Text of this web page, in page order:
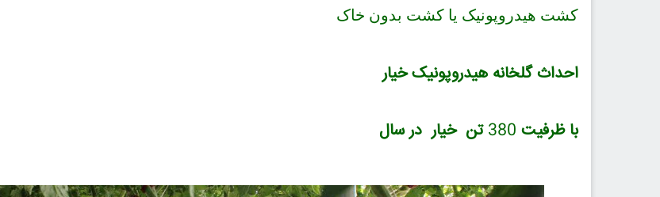
کشت هیدروپونیک یا کشت بدون خاک
احداث گلخانه هیدروپونیک خیار
با ظرفیت 380تن خیار در سال